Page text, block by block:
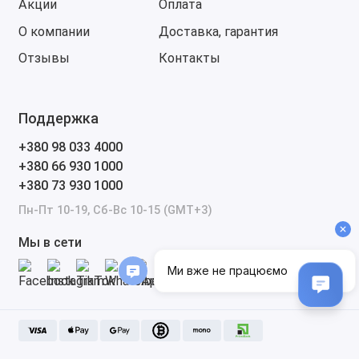
Акции
О компании
Отзывы
Оплата
Доставка, гарантия
Контакты
Поддержка
+380 98 033 4000
+380 66 930 1000
+380 73 930 1000
Пн-Пт 10-19, Сб-Вс 10-15 (GMT+3)
Мы в сети